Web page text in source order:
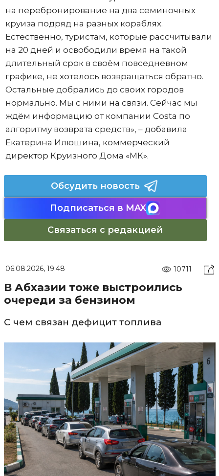
на перебронирование на два семиночных
круиза подряд на разных кораблях.
Естественно, туристам, которые рассчитывали
на 20 дней и освободили время на такой
длительный срок в своём повседневном
графике, не хотелось возвращаться обратно.
Остальные добрались до своих городов
нормально. Мы с ними на связи. Сейчас мы
ждём информацию от компании Costa по
алгоритму возврата средств», – добавила
Екатерина Илюшина, коммерческий
директор Круизного Дома «МК».
Обсудить новость
Подписаться в MAX
Связаться с редакцией
06.08.2026, 19:48 10711
В Абхазии тоже выстроились
очереди за бензином
С чем связан дефицит топлива